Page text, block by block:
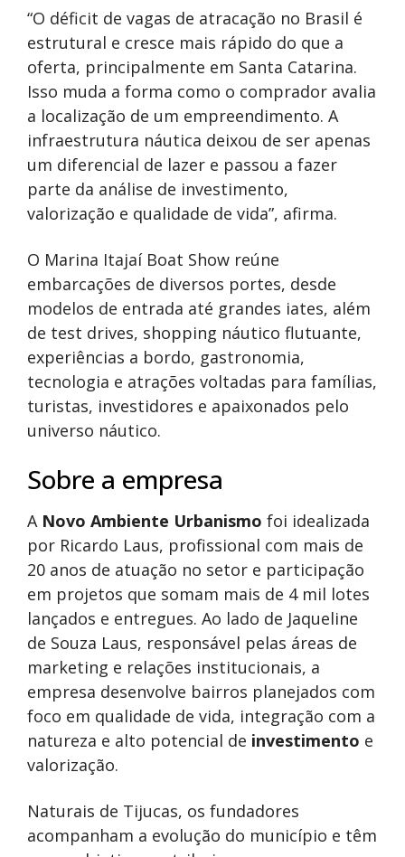
“O déficit de vagas de atracação no Brasil é
estrutural e cresce mais rápido do que a
oferta, principalmente em Santa Catarina.
Isso muda a forma como o comprador avalia
a localização de um empreendimento. A
infraestrutura náutica deixou de ser apenas
um diferencial de lazer e passou a fazer
parte da análise de investimento,
valorização e qualidade de vida”, afirma.
O Marina Itajaí Boat Show reúne
embarcações de diversos portes, desde
modelos de entrada até grandes iates, além
de test drives, shopping náutico flutuante,
experiências a bordo, gastronomia,
tecnologia e atrações voltadas para famílias,
turistas, investidores e apaixonados pelo
universo náutico.
Sobre a empresa
A Novo Ambiente Urbanismo foi idealizada
por Ricardo Laus, profissional com mais de
20 anos de atuação no setor e participação
em projetos que somam mais de 4 mil lotes
lançados e entregues. Ao lado de Jaqueline
de Souza Laus, responsável pelas áreas de
marketing e relações institucionais, a
empresa desenvolve bairros planejados com
foco em qualidade de vida, integração com a
natureza e alto potencial de investimento e
valorização.
Naturais de Tijucas, os fundadores
acompanham a evolução do município e têm